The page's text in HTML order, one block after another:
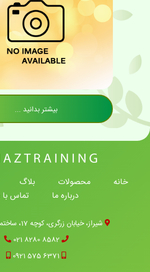
بیشتر بدانید ...
خانه محصولات بلاگ
درباره ما
تماس با
شیراز، خیابان زرگری، کوچه 17، ساختمان ستایش
021 8280 8582
0921 575 6371